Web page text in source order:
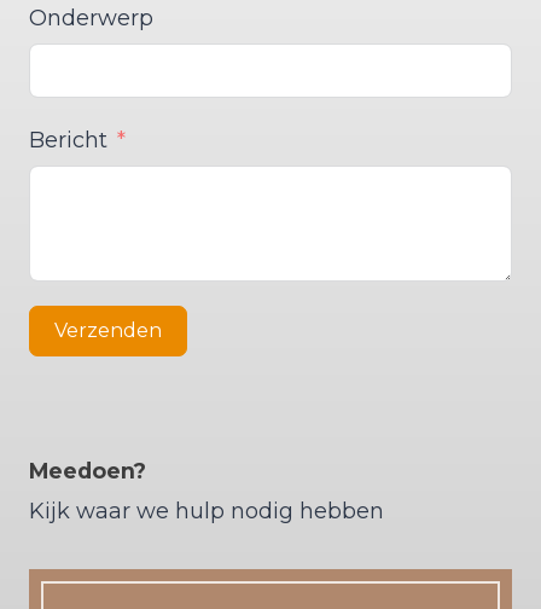
Onderwerp
Bericht
Verzenden
Meedoen?
Kijk waar we hulp nodig hebben